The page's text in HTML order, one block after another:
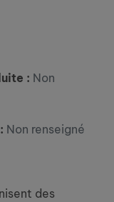
: Non
Non renseigné
des